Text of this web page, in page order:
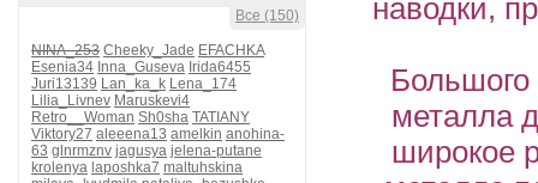
Все (150)
NINA_253 Cheeky_Jade EFACHKA
Esenia34 Inna_Guseva Irida6455
Juri13139 Lan_ka_k Lena_174
Lilia_Livnev Maruskevi4
Retro__Woman Sh0sha TATIANY
Viktory27 aleeena13 amelkin anohina-
63 glnrmznv jagusya jelena-putane
krolenya laposhka7 maltuhskina
наводки,
Большого
металла
широкое